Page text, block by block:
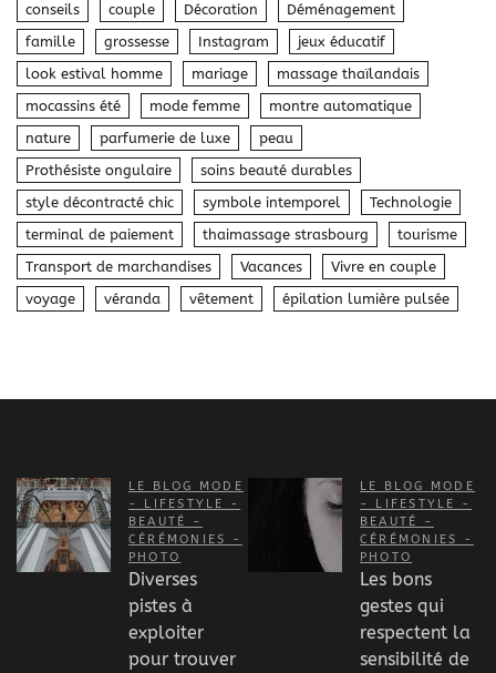
conseils
couple Décoration
Déménagement
famille
grossesse Instagram
jeux éducatif
look estival homme
mariage
massage thaïlandais
mocassins été
mode femme
montre automatique
nature
parfumerie de luxe
peau
Prothésiste ongulaire
soins beauté durables
style décontracté chic
symbole intemporel
Technologie
terminal de paiement
thaimassage strasbourg
tourisme
Transport de marchandises
Vacances
Vivre en couple
voyage
véranda vêtement épilation lumière pulsée
LE BLOG MODE
- LIFESTYLE -
BEAUTÉ -
CÉRÉMONIES -
PHOTO
Diverses
pistes à
exploiter
pour trouver
LE BLOG MODE
- LIFESTYLE -
BEAUTÉ -
CÉRÉMONIES -
PHOTO
Les bons
gestes qui
respectent la
sensibilité de